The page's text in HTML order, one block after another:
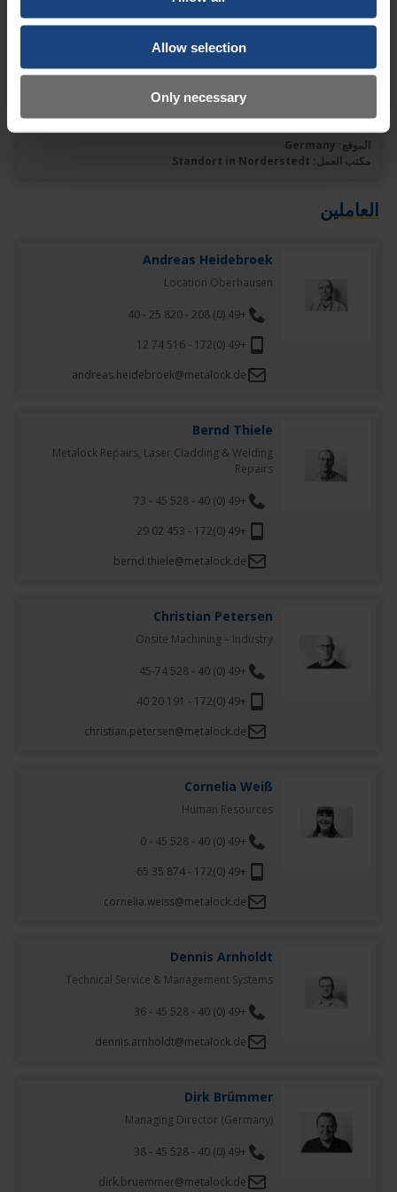
Allow selection
Only necessary
Hamburg suchen wir einen engagierten und motivierten Schweißer
(m/w/d).
الموقع: Germany
مكتب العمل: Standort in Norderstedt
العاملين
Andreas Heidebroek
Location Oberhausen
+49 (0) 208 - 820 25 - 40
+49 (0)172 - 516 74 12
andreas.heidebroek@metalock.de
Bernd Thiele
Metalock Repairs, Laser Cladding & Welding
Repairs
+49 (0) 40 - 528 45 - 73
+49 (0)172 - 453 02 29
bernd.thiele@metalock.de
Christian Petersen
Onsite Machining – Industry
+49 (0) 40 - 528 45-74
+49 (0)172 - 191 20 40
christian.petersen@metalock.de
Cornelia Weiß
Human Resources
+49 (0) 40 - 528 45 - 0
+49 (0)172 - 874 35 65
cornelia.weiss@metalock.de
Dennis Arnholdt
Technical Service & Management Systems
+49 (0) 40 - 528 45 - 36
dennis.arnholdt@metalock.de
Dirk Brümmer
Managing Director (Germany)
+49 (0) 40 - 528 45 - 38
dirk.bruemmer@metalock.de